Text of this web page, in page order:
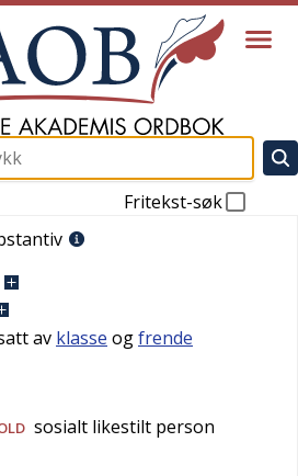
Fritekst-søk
av klasse ogfrende
sosialt likestilt person